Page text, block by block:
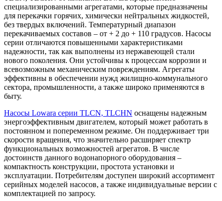
специализированными агрегатами, которые предназначены
для перекачки горячих, химически нейтральных жидкостей,
без твердых включений. Температурный диапазон
перекачиваемых составов – от + 2 до + 110 градусов. Насосы
серии отличаются повышенными характеристиками
надежности, так как выполнены из нержавеющей стали
нового поколения. Они устойчивы к процессам коррозии и
всевозможным механическим повреждениям. Агрегаты
эффективны в обеспечении нужд жилищно-коммунального
сектора, промышленности, а также широко применяются в
быту.
Насосы Lowara серии TLCN, TLCHN оснащены надежным
энергоэффективным двигателем, который может работать в
постоянном и попеременном режиме. Он поддерживает три
скорости вращения, что значительно расширяет спектр
функциональных возможностей агрегатов. В числе
достоинств данного водонапорного оборудования –
компактность конструкции, простота установки и
эксплуатации. Потребителям доступен широкий ассортимент
серийных моделей насосов, а также индивидуальные версии с
комплектацией по запросу.